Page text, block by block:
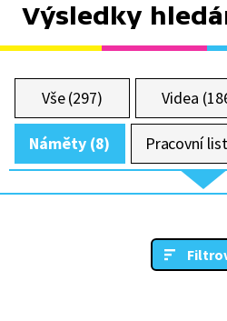
Výsledky
Vše (297) Videa
Náměty (8) Pracovní